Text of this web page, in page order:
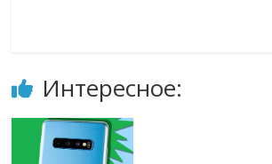
Интересное: